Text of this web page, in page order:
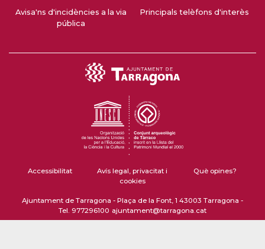
Avisa'ns d'incidències a la via
pública
Principals telèfons d'interès
Accessibilitat
Avís legal, privacitat i
cookies
Què opines?
Ajuntament de Tarragona - Plaça de la Font, 1 43003 Tarragona -
Tel. 977296100 ajuntament@tarragona.cat